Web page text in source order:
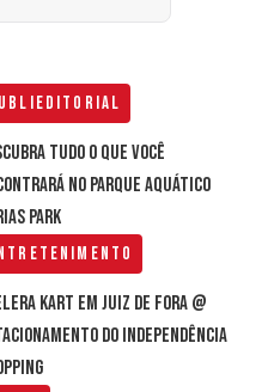
tudo o que você
no parque aquático
Park
Kart em Juiz de Fora @
do Independência